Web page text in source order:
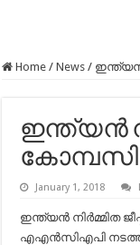
Home / News / ഇന്ത്യൻ
ഇന്ത്യൻ
കോമ്പസിന്
January 1, 2018
ഇന്ത്യൻ നിർമ്മിത
എഎൻസിഎപി